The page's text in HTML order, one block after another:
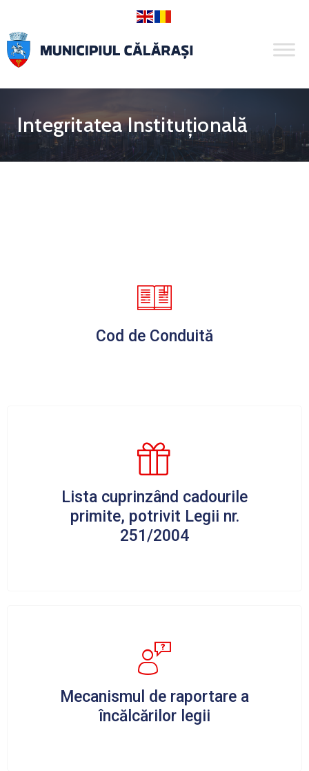
Integritatea Instituțională
Cod de Conduită
Lista cuprinzând cadourile
primite, potrivit Legii nr.
251/2004
Mecanismul de raportare a
încălcărilor legii